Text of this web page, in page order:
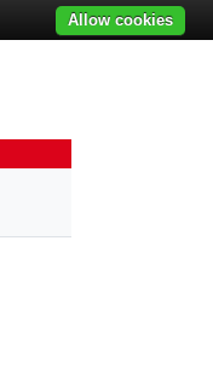
Allow cookies